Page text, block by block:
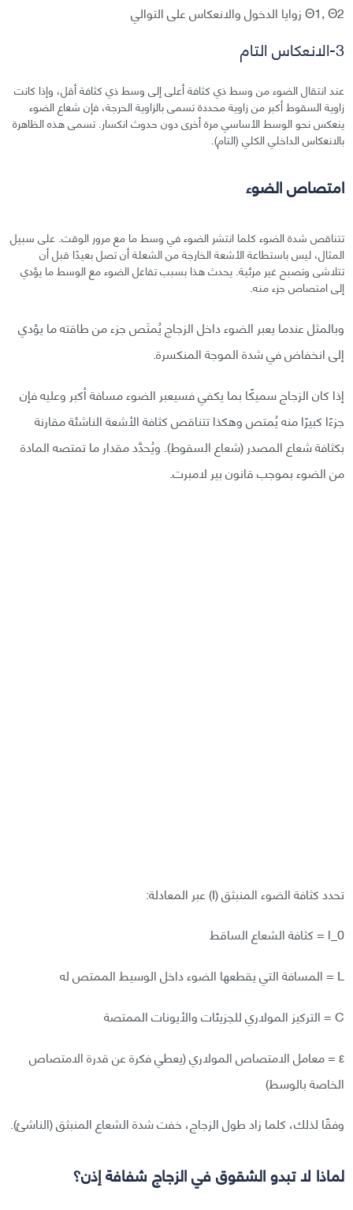
Θ1, Θ2 زوايا الدخول والانعكاس على التوالي
3-الانعكاس التام
عند انتقال الضوء من وسط ذي كثافة أعلى إلى وسط ذي كثافة أقل، وإذا كانت
زاوية السقوط أكبر من زاوية محددة تسمى بالزاوية الحرجة، فإن شعاع الضوء
ينعكس نحو الوسط الأساسي مرة أخرى دون حدوث انكسار. تسمى هذه الظاهرة
بالانعكاس الداخلي الكلي (التام).
امتصاص الضوء
تتناقص شدة الضوء كلما انتشر الضوء في وسط ما مع مرور الوقت. على سبيل
المثال، ليس باستطاعة الأشعة الخارجة من الشعلة أن تصل بعيدًا قبل أن
تتلاشى وتصبح غير مرئية. يحدث هذا بسبب تفاعل الضوء مع الوسط ما يؤدي
إلى امتصاص جزء منه.
وبالمثل عندما يعبر الضوء داخل الزجاج يُمتَص جزء من طاقته ما يؤدي
إلى انخفاض في شدة الموجة المنكسرة.
إذا كان الزجاج سميكًا بما يكفي فسيعبر الضوء مسافة أكبر وعليه فإن
جزءًا كبيرًا منه يُمتص وهكذا تتناقص كثافة الأشعة الناشئة مقارنة
بكثافة شعاع المصدر (شعاع السقوط). ويُحدَّد مقدار ما تمتصه المادة
من الضوء بموجب قانون بير لامبرت.
تحدد كثافة الضوء المنبثق (I) عبر المعادلة:
l_0 = كثافة الشعاع الساقط
L = المسافة التي يقطعها الضوء داخل الوسيط الممتص له
C = التركيز المولاري للجزيئات والأيونات الممتصة
ε = معامل الامتصاص المولاري (يعطي فكرة عن قدرة الامتصاص
الخاصة بالوسط)
وفقًا لذلك، كلما زاد طول الزجاج، خفت شدة الشعاع المنبثق (الناشئ).
لماذا لا تبدو الشقوق في الزجاج شفافة إذن؟